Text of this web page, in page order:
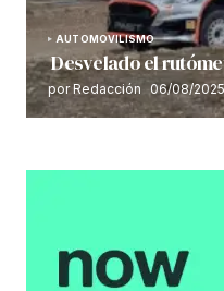
AUTOMOVILISMO
Desvelado el
por Redacción 06/08/2025